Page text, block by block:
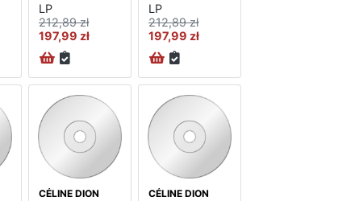
LP
212,89 zł
197,99 zł
LP
212,89 zł
197,99 zł
CÉLINE DION
CÉLINE DION